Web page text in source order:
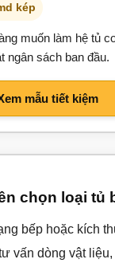
kép
muốn làm hệ tủ
ngân sách ban đầu.
mẫu tiết kiệm
chọn loại tủ
bếp hoặc kích
vấn dòng vật